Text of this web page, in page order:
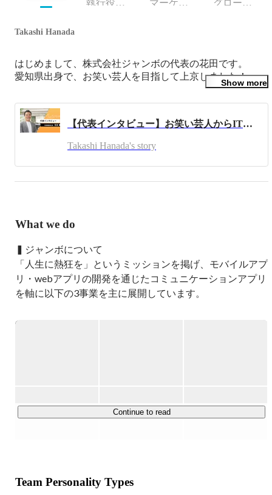
執行役員・CMO マーケティング グローバル事業部／セールスリーダー
Takashi Hanada
はじめまして、株式会社ジャンボの代表の花田です。
愛知県出身で、お笑い芸人を目指して上京しました！
Andorid/iOS/Unity/サーバーサイドと様々な分野で自社サー
ビスを開発し、サービス拡大に伴い2021年4月に株式会社
Show more
【代表インタビュー】お笑い芸人からIT企業の代表に至るまで。ジャンボの創業ストーリーに迫る！
Takashi Hanada's story
What we do
▍ジャンボについて
「人生に熱狂を」というミッションを掲げ、モバイルアプ
リ・webアプリの開発を通じたコミュニケーションアプリ
を軸に以下の3事業を主に展開しています。
・ビデオ通話事業
利用いただいています！
験を積むことができます！
Continue to read
Team Personality Types